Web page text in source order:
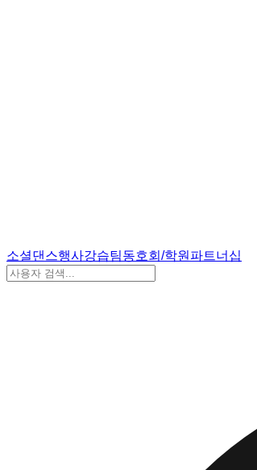
소셜댄스행사강습팀동호회/학원 파트너십